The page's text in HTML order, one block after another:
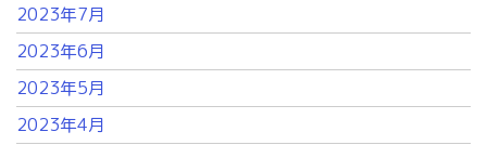
2023年7月
2023年6月
2023年5月
2023年4月